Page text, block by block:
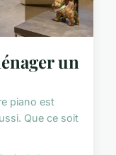
un
piano est
Que ce soit